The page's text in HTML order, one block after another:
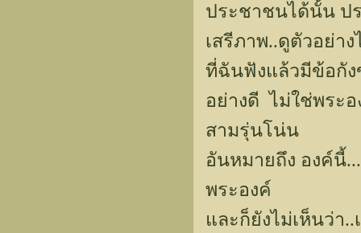
ประชาชนได้นั้น ป
เสรีภาพ..ดูตัวอย่า
ที่ฉันฟังแล้วมีข้อกัง
อย่างดี ไม่ใช่พระ
สามรุ่นโน่น
อันหมายถึง องค์นี้
พระองค์
และก็ยังไม่เห็นว่า